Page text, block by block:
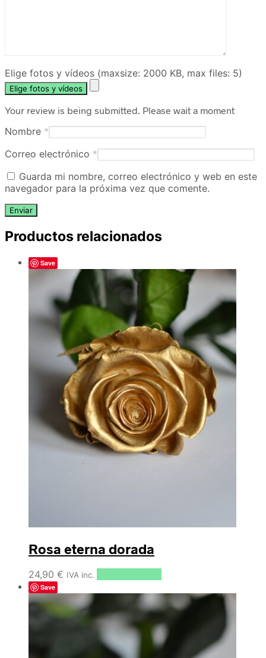
Elige fotos y vídeos (maxsize: 2000 KB, max files: 5)
Elige fotos y vídeos
Your review is being submitted. Please wait a moment
Nombre *
Correo electrónico *
Guarda mi nombre, correo electrónico y web en este
navegador para la próxima vez que comente.
Productos relacionados
Save
Rosa eterna dorada
24,90 € IVA inc.
Save